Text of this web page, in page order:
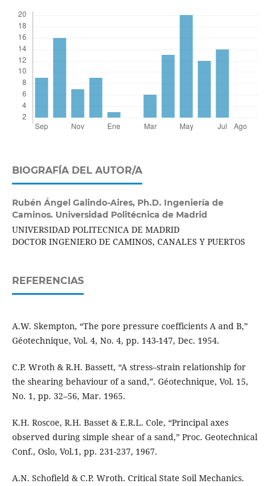
BIOGRAFÍA DEL AUTOR/A
Rubén Ángel Galindo-Aires, Ph.D. Ingeniería de
Caminos. Universidad Politécnica de Madrid
UNIVERSIDAD POLITECNICA DE MADRID
DOCTOR INGENIERO DE CAMINOS, CANALES Y PUERTOS
REFERENCIAS
A.W. Skempton, “The pore pressure coefficients A and B,”
Géotechnique, Vol. 4, No. 4, pp. 143-147, Dec. 1954.
C.P. Wroth & R.H. Bassett, “A stress–strain relationship for
the shearing behaviour of a sand,”. Géotechnique, Vol. 15,
No. 1, pp. 32–56, Mar. 1965.
K.H. Roscoe, R.H. Basset & E.R.L. Cole, “Principal axes
observed during simple shear of a sand,” Proc. Geotechnical
Conf., Oslo, Vol.1, pp. 231-237, 1967.
A.N. Schofield & C.P. Wroth. Critical State Soil Mechanics.